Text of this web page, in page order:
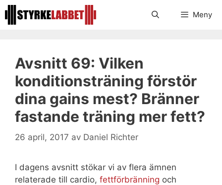
Hoppa
till
Meny
Avsnitt 69: Vilken
konditionsträning förstör
dina gains mest? Bränner
fastande träning mer fett?
26 april, 2017 av Daniel Richter
I dagens avsnitt stökar vi av flera ämnen
relaterade till cardio, fettförbränning och